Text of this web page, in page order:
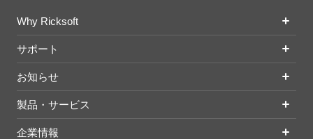
Why Ricksoft
サポート
お知らせ
製品・サービス
企業情報